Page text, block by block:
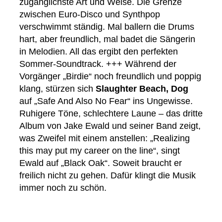
zugänglichste Art und Weise. Die Grenze
zwischen Euro-Disco und Synthpop
verschwimmt ständig. Mal ballern die Drums
hart, aber freundlich, mal badet die Sängerin
in Melodien. All das ergibt den perfekten
Sommer-Soundtrack. +++ Während der
Vorgänger „Birdie“ noch freundlich und poppig
klang, stürzen sich Slaughter Beach, Dog
auf „Safe And Also No Fear“ ins Ungewisse.
Ruhigere Töne, schlechtere Laune – das dritte
Album von Jake Ewald und seiner Band zeigt,
was Zweifel mit einem anstellen: „Realizing
this may put my career on the line“, singt
Ewald auf „Black Oak“. Soweit braucht er
freilich nicht zu gehen. Dafür klingt die Musik
immer noch zu schön.